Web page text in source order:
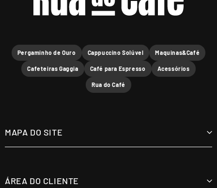
Pergaminho de Ouro Cappuccino Solúvel Maquinas&Café
Cafeteiras Gaggia Café para Espresso Acessórios
Rua do Café
MAPA DO SITE
ÁREA DO CLIENTE